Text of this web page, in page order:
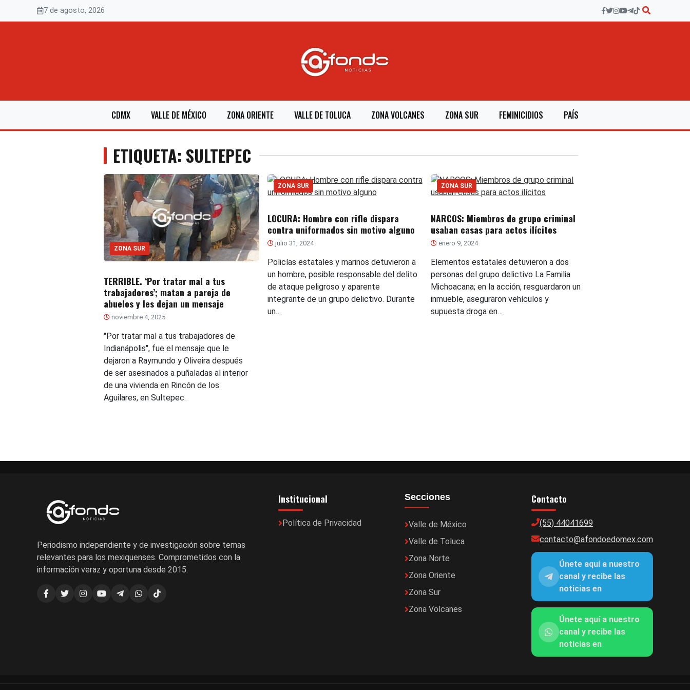
7 de agosto, 2026
CDMX VALLE DE MÉXICO ZONA ORIENTE VALLE DE TOLUCA ZONA VOLCANES ZONA SUR FEMINICIDIOS PAÍS
ETIQUETA: SULTEPEC
ZONA SUR
TERRIBLE. ‘Por tratar mal a tus
trabajadores’; matan a pareja de
abuelos y les dejan un mensaje
noviembre 4, 2025
"Por tratar mal a tus trabajadores de
Indianápolis", fue el mensaje que le
dejaron a Raymundo y Oliveira después
de ser asesinados a puñaladas al interior
de una vivienda en Rincón de los
Aguilares, en Sultepec.
ZONA SUR
LOCURA: Hombre con rifle dispara
contra uniformados sin motivo alguno
julio 31, 2024
Policías estatales y marinos detuvieron a
un hombre, posible responsable del delito
de ataque peligroso y aparente
integrante de un grupo delictivo. Durante
un…
ZONA SUR
NARCOS: Miembros de grupo criminal
usaban casas para actos ilícitos
enero 9, 2024
Elementos estatales detuvieron a dos
personas del grupo delictivo La Familia
Michoacana; en la acción, resguardaron un
inmueble, aseguraron vehículos y
supuesta droga en…
Periodismo independiente y de investigación sobre temas
relevantes para los mexiquenses. Comprometidos con la
información veraz y oportuna desde 2015.
Institucional
Política de Privacidad
Secciones
Valle de México
Valle de Toluca
Zona Norte
Zona Oriente
Zona Sur
Zona Volcanes
Contacto
(55) 44041699
contacto@afondoedomex.com
Únete aquí a nuestro
canal y recibe las
noticias en
Únete aquí a nuestro
canal y recibe las
noticias en